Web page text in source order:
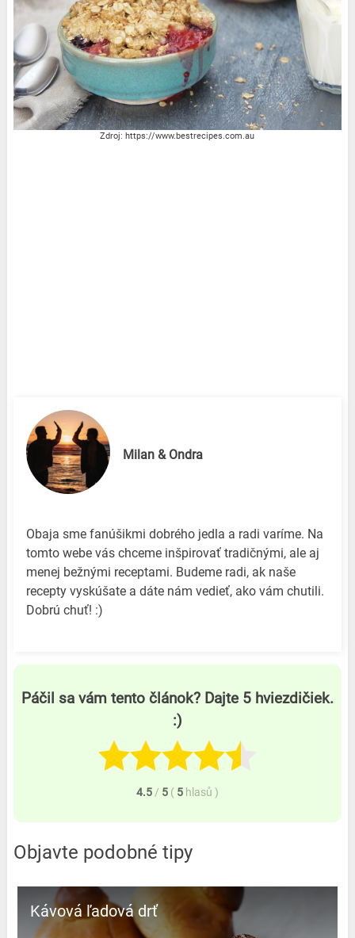
Zdroj: https://www.bestrecipes.com.au
Milan & Ondra
Obaja sme fanúšikmi dobrého jedla a radi varíme. Na
tomto webe vás chceme inšpirovať tradičnými, ale aj
menej bežnými receptami. Budeme radi, ak naše
recepty vyskúšate a dáte nám vedieť, ako vám chutili.
Dobrú chuť! :)
Páčil sa vám tento článok? Dajte 5 hviezdičiek.
:)
4.5 / 5 ( 5 hlasů )
Objavte podobné tipy
Kávová ľadová drť